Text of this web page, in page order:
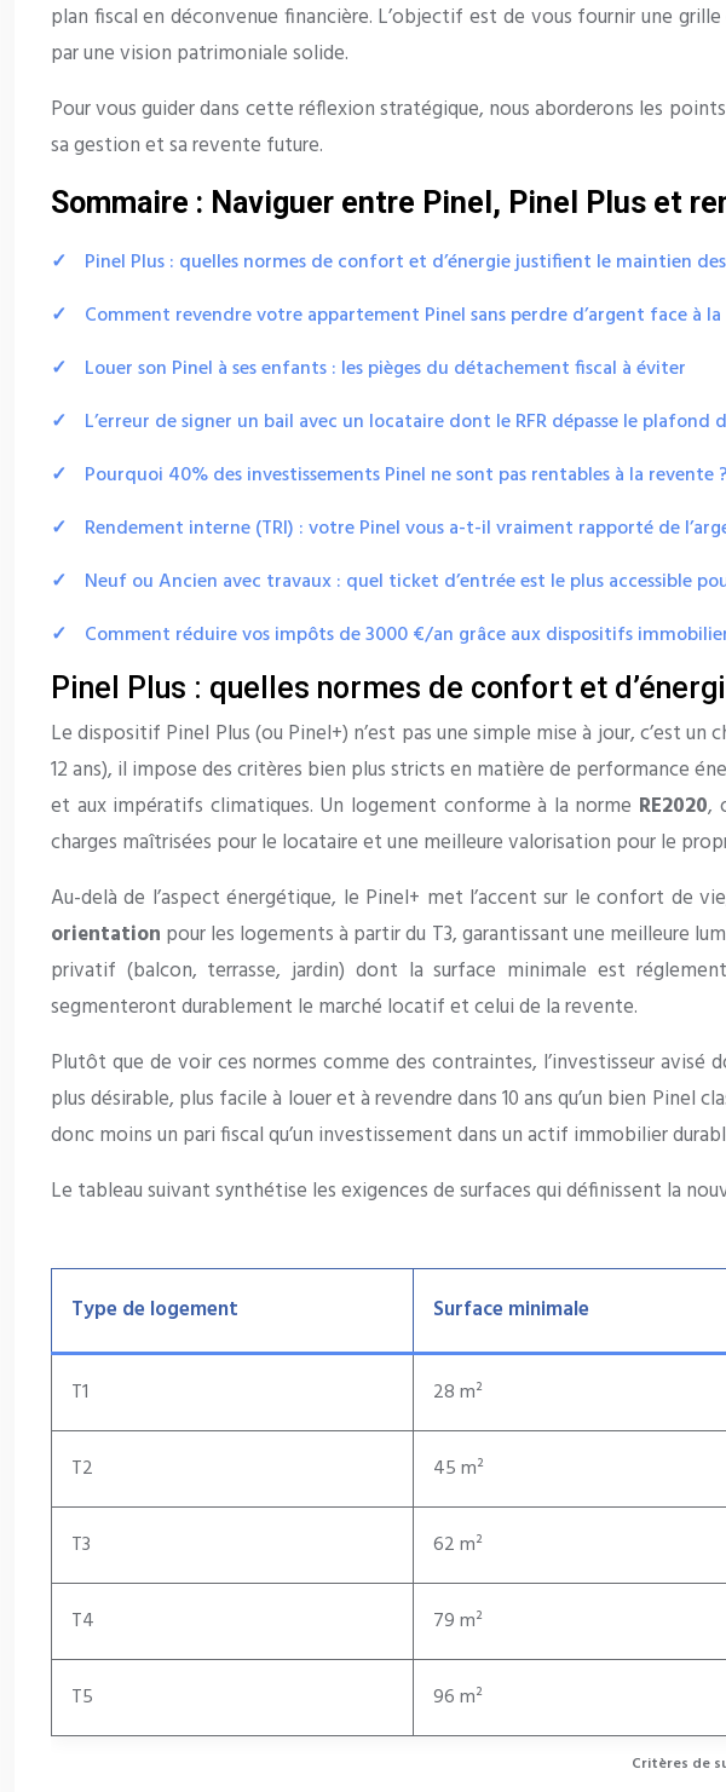
plan fiscal en déconvenue financière. L’objectif est de vous fournir une
par une vision patrimoniale solide.
Pour vous guider dans cette réflexion stratégique, nous aborderons les
sa gestion et sa revente future.
Sommaire : Naviguer entre Pinel, Pinel Plus et
Pinel Plus : quelles normes de confort et d’énergie justifient le maintien
Comment revendre votre appartement Pinel sans perdre d’argent face à
Louer son Pinel à ses enfants : les pièges du détachement fiscal à éviter
L’erreur de signer un bail avec un locataire dont le RFR dépasse le plafond
Pourquoi 40% des investissements Pinel ne sont pas rentables à la revente ?
Rendement interne (TRI) : votre Pinel vous a-t-il vraiment rapporté de
Neuf ou Ancien avec travaux : quel ticket d’entrée est le plus accessible
Comment réduire vos impôts de 3000 €/an grâce aux dispositifs
Pinel Plus : quelles normes de confort et
Le dispositif Pinel Plus (ou Pinel+) n’est pas une simple mise à jour, c’est
12 ans), il impose des critères bien plus stricts en matière de performance
et aux impératifs climatiques. Un logement conforme à la norme RE2020,
charges maîtrisées pour le locataire et une meilleure valorisation pour le
Au-delà de l’aspect énergétique, le Pinel+ met l’accent sur le confort de
orientation pour les logements à partir du T3, garantissant une meilleure
privatif (balcon, terrasse, jardin) dont la surface minimale est
segmenteront durablement le marché locatif et celui de la revente.
Plutôt que de voir ces normes comme des contraintes, l’investisseur
plus désirable, plus facile à louer et à revendre dans 10 ans qu’un bien Pinel
donc moins un pari fiscal qu’un investissement dans un actif immobilier
Le tableau suivant synthétise les exigences de surfaces qui définissent la
Critères de
Type de logement Surface minimale
T1 28 m²
T2 45 m²
T3 62 m²
T4 79 m²
T5 96 m²